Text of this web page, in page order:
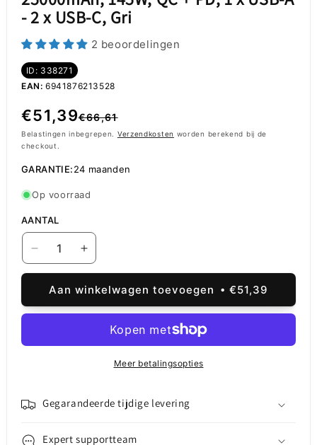
- 2 x USB-C, Gri
2 beoordelingen
ID: 338271
EAN: 6941876213528
Normale
prijs
€66,61
Aanbiedingsprijs
€51,39
Belastingen inbegrepen. Verzendkosten worden berekend bij de
checkout.
GARANTIE:24 maanden
Op voorraad
AANTAL
Aantal
voor
Externe
Batterij
PB205,
+
Aantal
voor
Externe
Batterij
UGREEN
PB205,
25000mAh,
+
Aan winkelwagen toevoegen €51,39
Meer betalingsopties
Gegarandeerde tijdige levering
Expert supportteam